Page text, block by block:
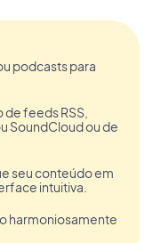
podcasts para
feeds RSS,
SoundCloud ou de
seu conteúdo em
intuitiva.
harmoniosamente